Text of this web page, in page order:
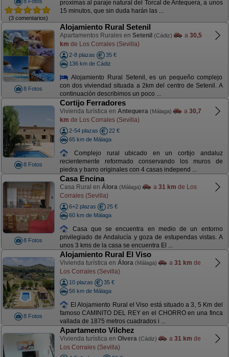
(3 comentarios)
proximas al paraje natural del Torcal de Antequera, a unos
15 minutos, que sin duda harán las ...
8 Fotos
Alojamiento Rural Setenil
Apartamentos Rurales en Setenil (Cádiz) a 30,5
km de Los Corrales (Sevilla)
2-8 plazas
35 €
136 km de Cádiz
Alojamiento Rural Setenil, es un pequeño complejo
con dos viviendad situada a 2km del centro de Setenil. A
continuación describimos un poco ...
8 Fotos
Cortijo Ferradores
Vivienda turística en Antequera (Málaga) a 30,7
km de Los Corrales (Sevilla)
2-54 plazas
22 €
65 km de Málaga
Complejo rural ubicado en un cortijo andaluz
recientemente reformado conservando los muros de
piedra y barro originales con 4 casas independ ...
8 Fotos
Casa Encina
Casa Rural en Álora (Málaga) a 31 km de Los
Corrales (Sevilla)
6+2 plazas
25 €
60 km de Málaga
Casa que se encuentra en medio de un entorno
privilegiado de Andalucía y goza de estupendas vistas. A
unos 3 kms de la casa se encuentra El ...
8 Fotos
Alojamiento Rural El Viso
Vivienda turística en Álora (Málaga) a 31 km de
Los Corrales (Sevilla)
10 plazas
35 €
56 km de Málaga
El Alojamiento Rural el Viso está situado a 3, 5 Km del
famoso CAMINITO DEL REY en el CHORRO en una finca
vallada de 1875 metros cuadrados i ...
Apartamento Vilchez
Vivienda turística en Olvera (Cádiz) a 31 km de
Los Corrales (Sevilla)